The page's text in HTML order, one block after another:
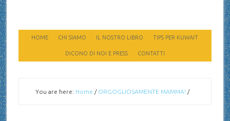
HOME CHI SIAMO IL NOSTRO LIBRO TIPS PER KUWAIT
DICONO DI NOI E PRESS CONTATTI
You are here: Home / ORGOGLIOSAMENTE MAMMA! /